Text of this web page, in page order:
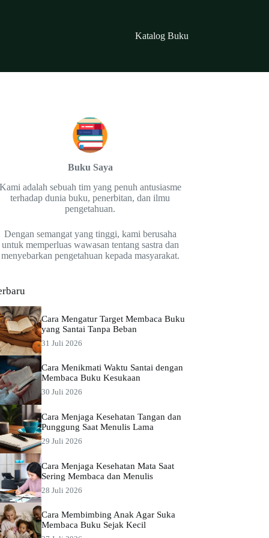
Katalog Buku
Buku Saya
adalah sebuah tim yang penuh antusiasme
terhadap dunia buku, penerbitan, dan ilmu
pengetahuan.
Dengan semangat yang tinggi, kami berusaha
untuk memperluas wawasan tentang sastra dan
menyebarkan pengetahuan kepada masyarakat.
Cara Mengatur Target Membaca Buku
yang Santai Tanpa Beban
31 Juli 2026
Cara Menikmati Waktu Santai dengan
Membaca Buku Kesukaan
30 Juli 2026
Cara Menjaga Kesehatan Tangan dan
Punggung Saat Menulis Lama
29 Juli 2026
Cara Menjaga Kesehatan Mata Saat
Sering Membaca dan Menulis
28 Juli 2026
Cara Membimbing Anak Agar Suka
Membaca Buku Sejak Kecil